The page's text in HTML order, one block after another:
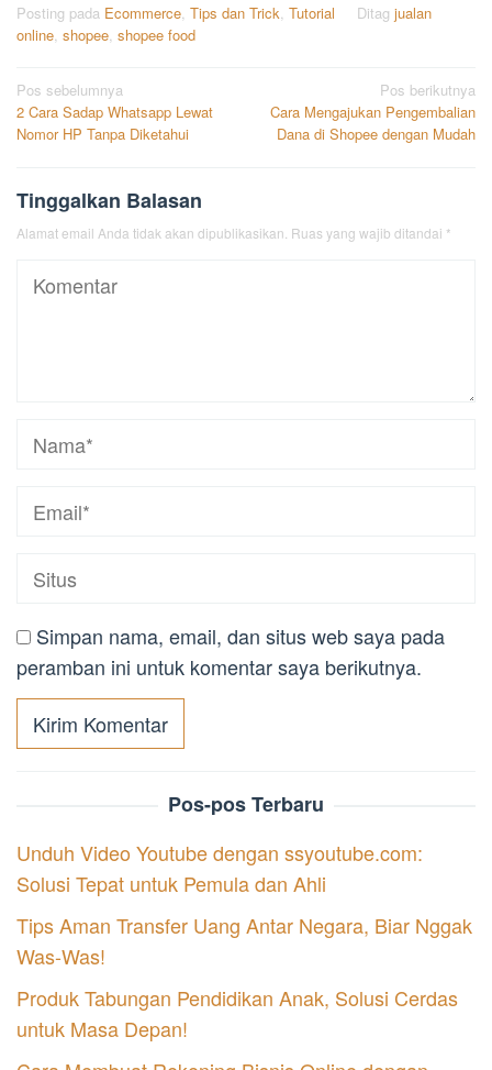
Posting pada Ecommerce Tips dan Trick Tutorial Ditag jualan
online shopee shopee food
Navigasi
pos
Pos sebelumnya
2 Cara Sadap Whatsapp Lewat
Nomor HP Tanpa Diketahui
Pos berikutnya
Cara Mengajukan Pengembalian
Dana di Shopee dengan Mudah
Tinggalkan Balasan
Alamat email Anda tidak akan dipublikasikan. Ruas yang wajib ditandai *
Simpan nama, email, dan situs web saya pada
peramban ini untuk komentar saya berikutnya.
Pos-pos Terbaru
Unduh Video Youtube dengan ssyoutube.com:
Solusi Tepat untuk Pemula dan Ahli
Tips Aman Transfer Uang Antar Negara, Biar Nggak
Was-Was!
Produk Tabungan Pendidikan Anak, Solusi Cerdas
untuk Masa Depan!